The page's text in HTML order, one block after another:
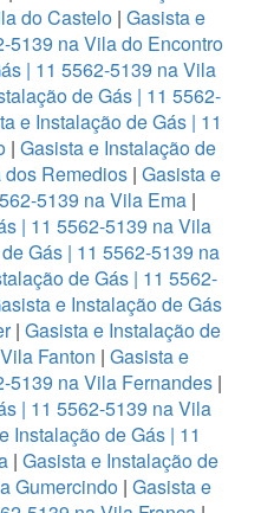
do Castelo | Gasista e
5139 na Vila do Encontro
| 11 5562-5139 na Vila
de Gás | 11 5562-
e Instalação de Gás | 11
| Gasista e Instalação de
Remedios | Gasista e
5139 na Vila Ema |
| 11 5562-5139 na Vila
Gás | 11 5562-5139 na
de Gás | 11 5562-
e Instalação de Gás
| Gasista e Instalação de
Fanton | Gasista e
5139 na Vila Fernandes |
| 11 5562-5139 na Vila
Instalação de Gás | 11
| Gasista e Instalação de
Gumercindo | Gasista e